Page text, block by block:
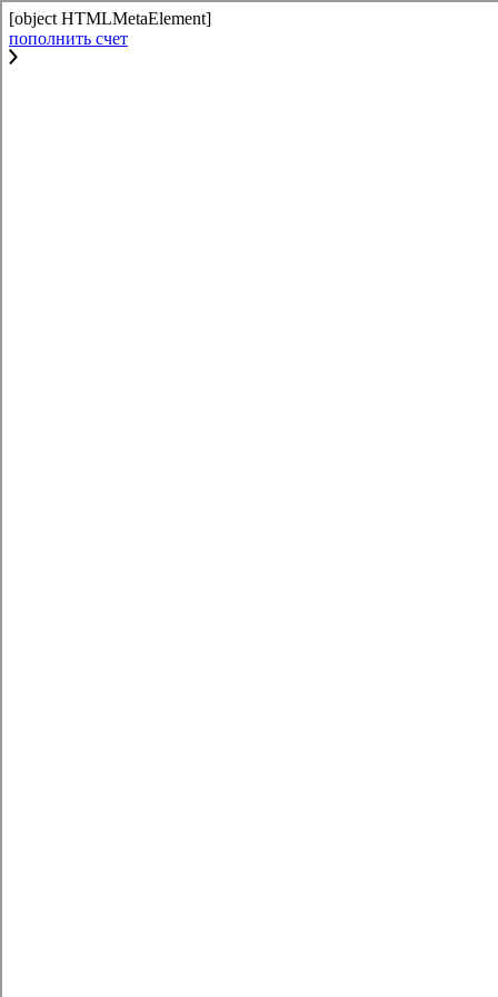
[object HTMLMetaElement]
пополнить счет